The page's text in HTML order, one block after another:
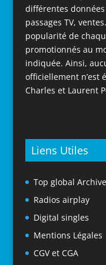
différentes
passages TV,
popularité de
promotionnés au
indiquée. Ainsi,
officiellement n’est
Charles et Laurent
Liens Utiles
Top global
Radios airplay
Digital singles
Mentions Légales
CGV et CGA